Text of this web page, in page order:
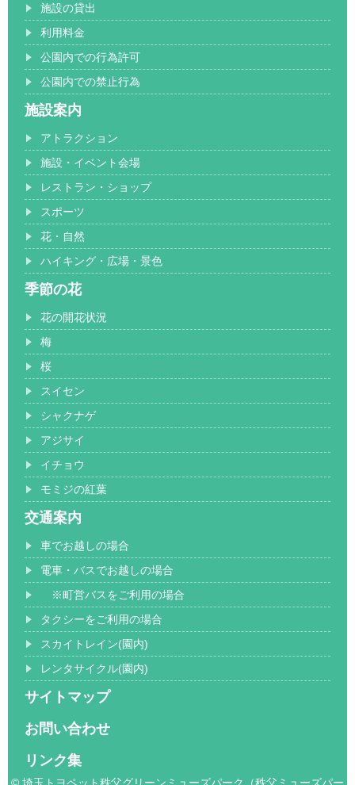
施設の貸出
利用料金
公園内での行為許可
公園内での禁止行為
施設案内
アトラクション
施設・イベント会場
レストラン・ショップ
スポーツ
花・自然
ハイキング・広場・景色
季節の花
花の開花状況
梅
桜
スイセン
シャクナゲ
アジサイ
イチョウ
モミジの紅葉
交通案内
車でお越しの場合
電車・バスでお越しの場合
※町営バスをご利用の場合
タクシーをご利用の場合
スカイトレイン(園内)
レンタサイクル(園内)
サイトマップ
お問い合わせ
リンク集
© 埼玉トヨペット秩父グリーンミューズパーク（秩父ミューズパー